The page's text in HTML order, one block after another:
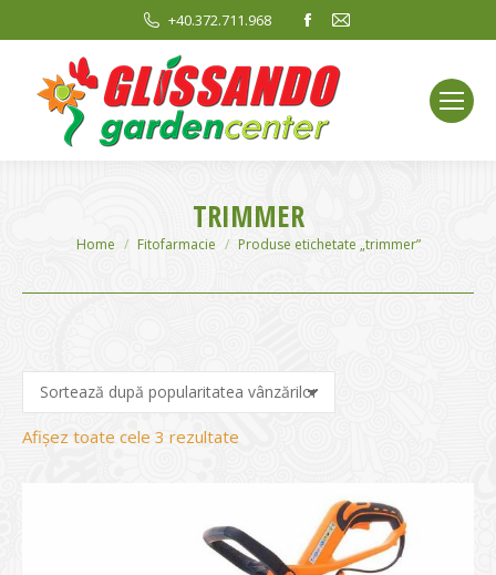
+40.372.711.968
Facebook
opens
in
new
window
Mail
window
TRIMMER
You are here:
Home Fitofarmacie Produse etichetate „trimmer”
Afișez toate cele 3 rezultate